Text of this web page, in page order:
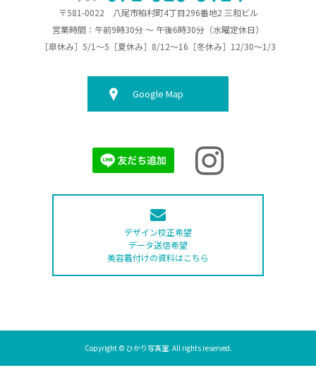
〒581-0022 八尾市柏村町4丁目296番地2 三和ビル
営業時間：午前9時30分 ～ 午後6時30分（水曜定休日）
［皐休み］5/1～5［夏休み］8/12～16［冬休み］12/30～1/3
Google Map
デザイン校正希望
データ送信希望
美容着付けの資料はこちら
Copyright © ひかり写真室. All rights reserved.